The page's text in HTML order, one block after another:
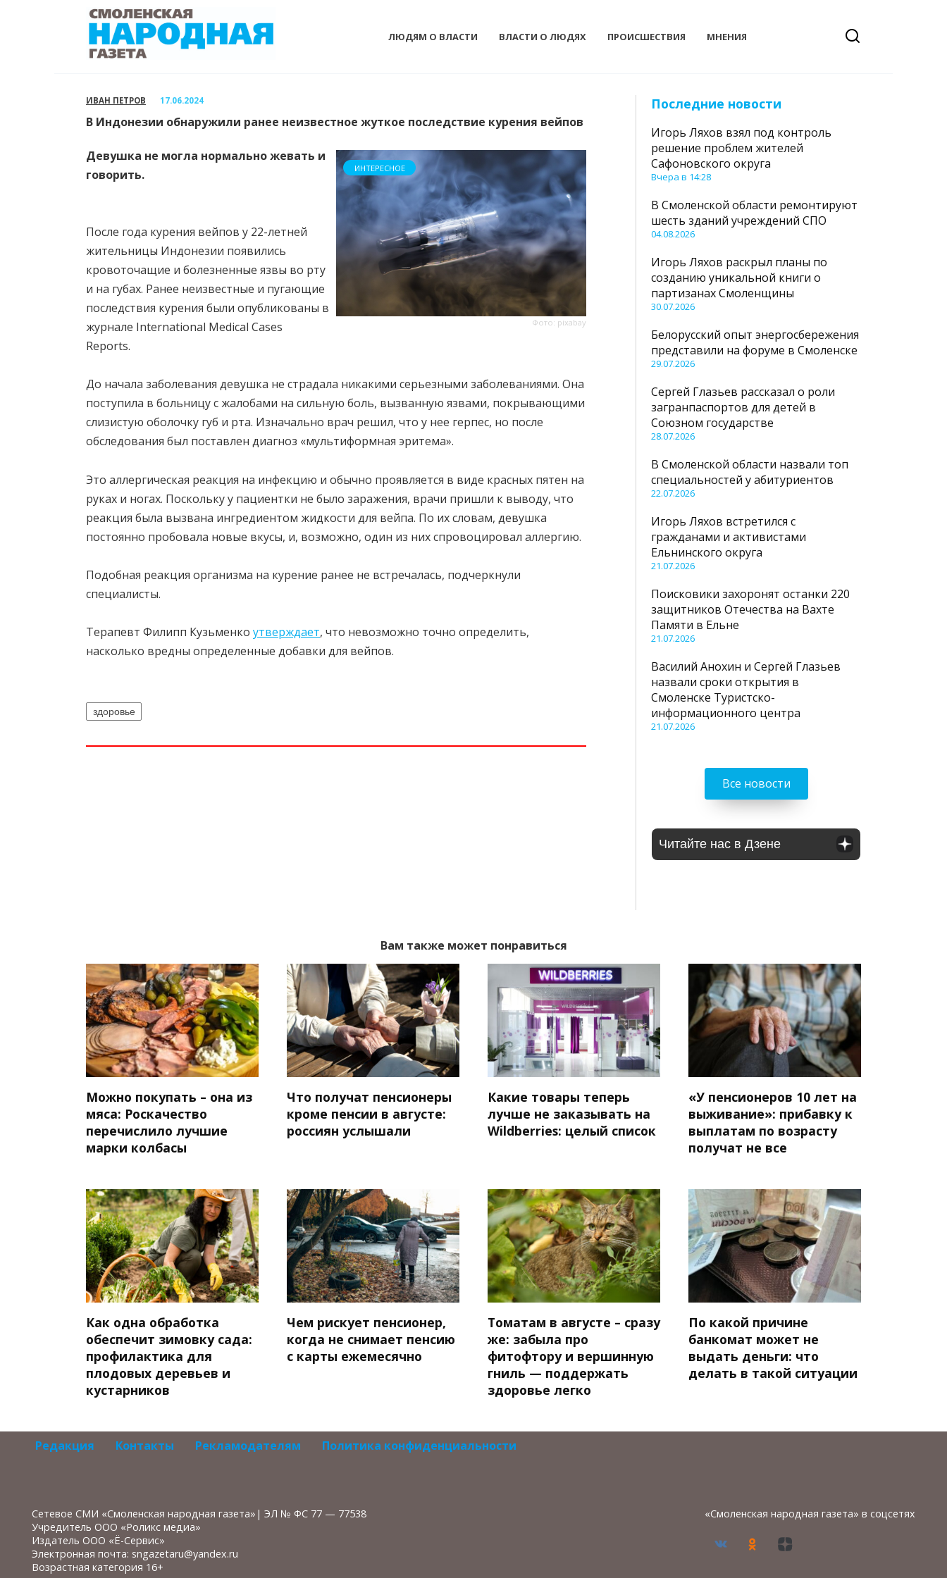
ЛЮДЯМ О ВЛАСТИ ВЛАСТИ О ЛЮДЯХ ПРОИСШЕСТВИЯ МНЕНИЯ
ИВАН ПЕТРОВ 17.06.2024
В Индонезии обнаружили ранее неизвестное жуткое последствие курения вейпов
Фото: pixabay
ИНТЕРЕСНОЕ
Девушка не могла нормально жевать и
говорить.
После года курения вейпов у 22-летней
жительницы Индонезии появились
кровоточащие и болезненные язвы во рту
и на губах. Ранее неизвестные и пугающие
последствия курения были опубликованы в
журнале International Medical Cases
Reports.
До начала заболевания девушка не страдала никакими серьезными заболеваниями. Она
поступила в больницу с жалобами на сильную боль, вызванную язвами, покрывающими
слизистую оболочку губ и рта. Изначально врач решил, что у нее герпес, но после
обследования был поставлен диагноз «мультиформная эритема».
Это аллергическая реакция на инфекцию и обычно проявляется в виде красных пятен на
руках и ногах. Поскольку у пациентки не было заражения, врачи пришли к выводу, что
реакция была вызвана ингредиентом жидкости для вейпа. По их словам, девушка
постоянно пробовала новые вкусы, и, возможно, один из них спровоцировал аллергию.
Подобная реакция организма на курение ранее не встречалась, подчеркнули
специалисты.
Терапевт Филипп Кузьменко утверждает, что невозможно точно определить,
насколько вредны определенные добавки для вейпов.
здоровье
Последние новости
Игорь Ляхов взял под контроль
решение проблем жителей
Сафоновского округа
Вчера в 14:28
В Смоленской области ремонтируют
шесть зданий учреждений СПО
04.08.2026
Игорь Ляхов раскрыл планы по
созданию уникальной книги о
партизанах Смоленщины
30.07.2026
Белорусский опыт энергосбережения
представили на форуме в Смоленске
29.07.2026
Сергей Глазьев рассказал о роли
загранпаспортов для детей в
Союзном государстве
28.07.2026
В Смоленской области назвали топ
специальностей у абитуриентов
22.07.2026
Игорь Ляхов встретился с
гражданами и активистами
Ельнинского округа
21.07.2026
Поисковики захоронят останки 220
защитников Отечества на Вахте
Памяти в Ельне
21.07.2026
Василий Анохин и Сергей Глазьев
назвали сроки открытия в
Смоленске Туристско-
информационного центра
21.07.2026
Все новости
Читайте нас в Дзене
Вам также может понравиться
Можно покупать – она из
мяса: Роскачество
перечислило лучшие
марки колбасы
Что получат пенсионеры
кроме пенсии в августе:
россиян услышали
Какие товары теперь
лучше не заказывать на
Wildberries: целый список
«У пенсионеров 10 лет на
выживание»: прибавку к
выплатам по возрасту
получат не все
Как одна обработка
обеспечит зимовку сада:
профилактика для
плодовых деревьев и
кустарников
Чем рискует пенсионер,
когда не снимает пенсию
с карты ежемесячно
Томатам в августе – сразу
же: забыла про
фитофтору и вершинную
гниль — поддержать
здоровье легко
По какой причине
банкомат может не
выдать деньги: что
делать в такой ситуации
Редакция Контакты Рекламодателям Политика конфиденциальности
Сетевое СМИ «Смоленская народная газета»| ЭЛ № ФС 77 — 77538
Учредитель ООО «Роликс медиа»
Издатель ООО «Ё-Сервис»
Электронная почта: sngazetaru@yandex.ru
Возрастная категория 16+
«Смоленская народная газета» в соцсетях